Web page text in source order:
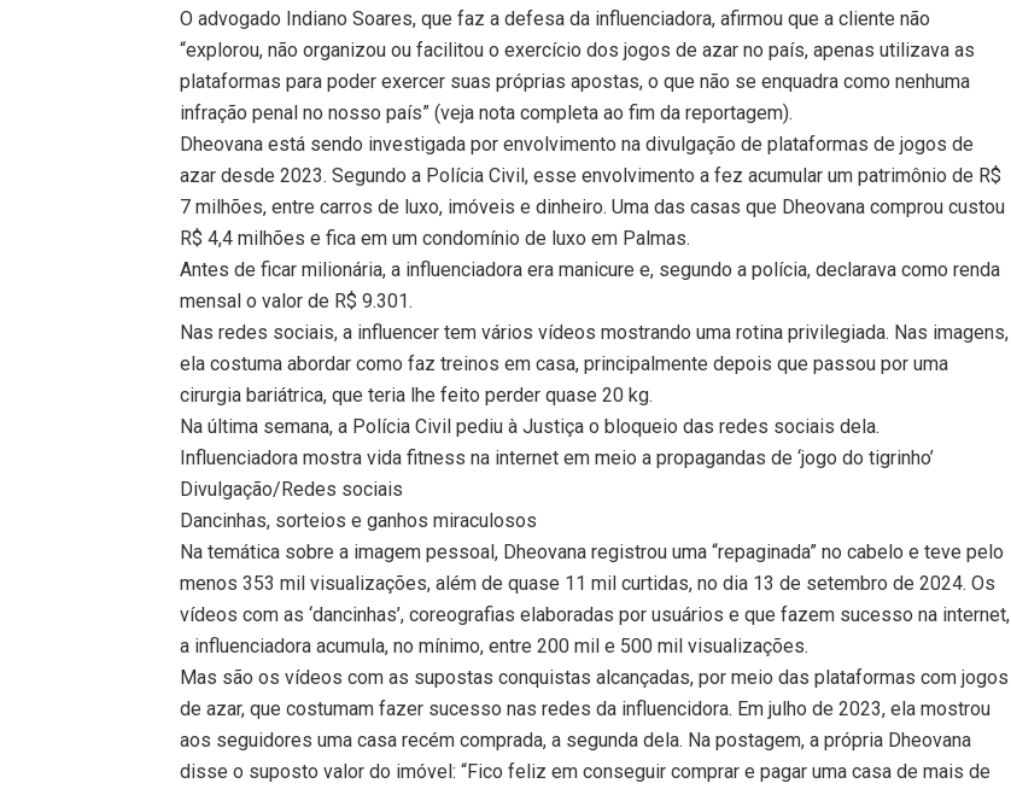
O advogado Indiano Soares, que faz a defesa da influenciadora, afirmou que a cliente não
“explorou, não organizou ou facilitou o exercício dos jogos de azar no país, apenas utilizava as
plataformas para poder exercer suas próprias apostas, o que não se enquadra como nenhuma
infração penal no nosso país” (veja nota completa ao fim da reportagem).
Dheovana está sendo investigada por envolvimento na divulgação de plataformas de jogos de
azar desde 2023. Segundo a Polícia Civil, esse envolvimento a fez acumular um patrimônio de R$
7 milhões, entre carros de luxo, imóveis e dinheiro. Uma das casas que Dheovana comprou custou
R$ 4,4 milhões e fica em um condomínio de luxo em Palmas.
Antes de ficar milionária, a influenciadora era manicure e, segundo a polícia, declarava como renda
mensal o valor de R$ 9.301.
Nas redes sociais, a influencer tem vários vídeos mostrando uma rotina privilegiada. Nas imagens,
ela costuma abordar como faz treinos em casa, principalmente depois que passou por uma
cirurgia bariátrica, que teria lhe feito perder quase 20 kg.
Na última semana, a Polícia Civil pediu à Justiça o bloqueio das redes sociais dela.
Influenciadora mostra vida fitness na internet em meio a propagandas de ‘jogo do tigrinho’
Divulgação/Redes sociais
Dancinhas, sorteios e ganhos miraculosos
Na temática sobre a imagem pessoal, Dheovana registrou uma “repaginada” no cabelo e teve pelo
menos 353 mil visualizações, além de quase 11 mil curtidas, no dia 13 de setembro de 2024. Os
vídeos com as ‘dancinhas’, coreografias elaboradas por usuários e que fazem sucesso na internet,
a influenciadora acumula, no mínimo, entre 200 mil e 500 mil visualizações.
Mas são os vídeos com as supostas conquistas alcançadas, por meio das plataformas com jogos
de azar, que costumam fazer sucesso nas redes da influencidora. Em julho de 2023, ela mostrou
aos seguidores uma casa recém comprada, a segunda dela. Na postagem, a própria Dheovana
disse o suposto valor do imóvel: “Fico feliz em conseguir comprar e pagar uma casa de mais de